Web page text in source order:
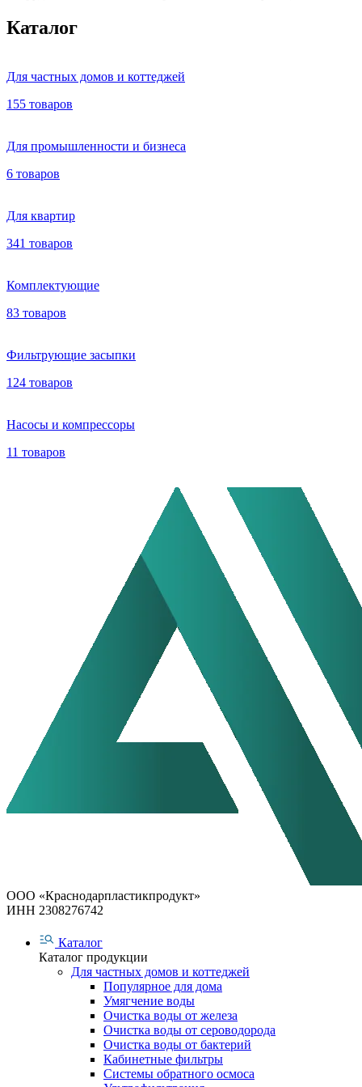
Каталог
Для частных домов и коттеджей
155 товаров
Для промышленности и бизнеса
6 товаров
Для квартир
341 товаров
Комплектующие
83 товаров
Фильтрующие засыпки
124 товаров
Насосы и компрессоры
11 товаров
ООО «Краснодарпластикпродукт»
ИНН 2308276742
Каталог
Каталог продукции
Для частных домов и коттеджей
Популярное для дома
Умягчение воды
Очистка воды от железа
Очистка воды от сероводорода
Очистка воды от бактерий
Кабинетные фильтры
Системы обратного осмоса